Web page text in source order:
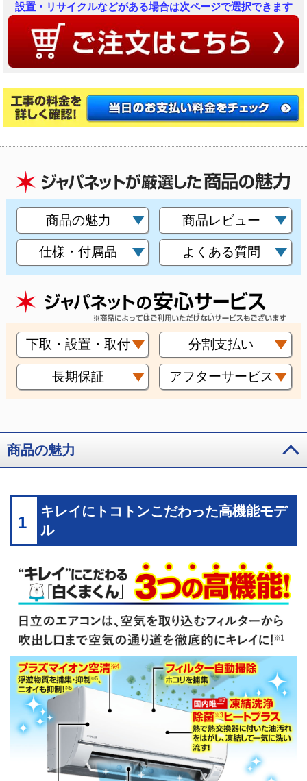
設置・リサイクルなどがある場合は次ページで選択できます
商品の魅力 商品レビュー
仕様・付属品 よくある質問
下取・設置・取付 分割支払い
長期保証 アフターサービス
商品の魅力
1
キレイにトコトンこだわった高機能モデ
ル